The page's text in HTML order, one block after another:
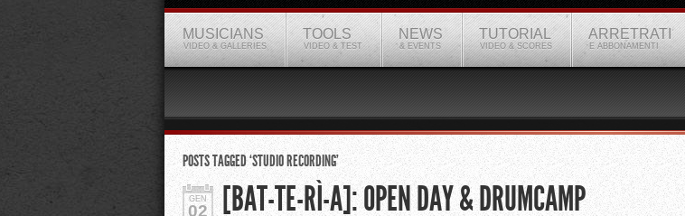
MUSICIANS
VIDEO & GALLERIES
TOOLS
VIDEO & TEST
NEWS
& EVENTS
TUTORIAL
VIDEO & SCORES
ARRETRATI
E ABBONAMENTI
POSTS TAGGED ‘STUDIO RECORDING’
GEN
02 [BAT-TE-RÌ-A]: OPEN DAY & DRUMCAMP